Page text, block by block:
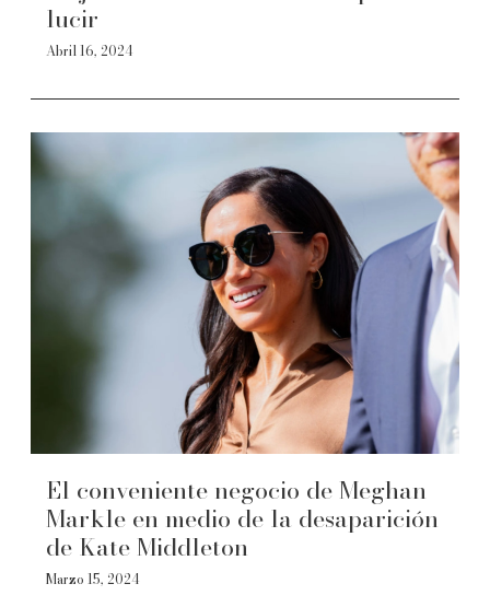
lucir
Abril 16, 2024
El conveniente negocio de Meghan
Markle en medio de la desaparición
de Kate Middleton
Marzo 15, 2024